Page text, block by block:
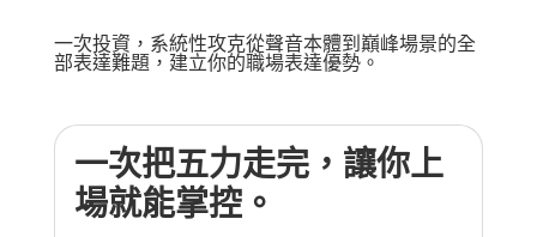
一次投資，系統性攻克從聲音本體到巔峰場景的全
部表達難題，建立你的職場表達優勢。
一次把五力走完，讓你上
場就能掌控。